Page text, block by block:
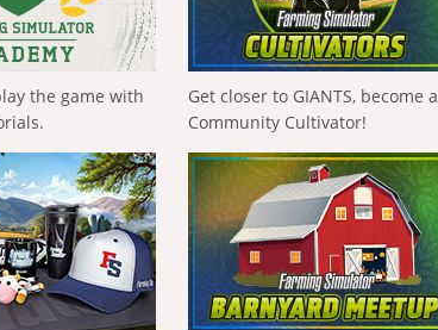
the game with
Get closer to GIANTS, become a
Community Cultivator!